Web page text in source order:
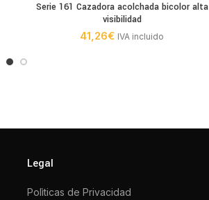
Serie 161 Cazadora acolchada bicolor alta
visibilidad
41,26€ IVA incluido
Legal
Polìticas de Privacidad